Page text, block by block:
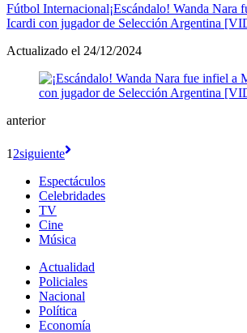
Fútbol Internacional¡Escándalo! Wanda Nara
Icardi con jugador de Selección Argentina
Actualizado el 24/12/2024
anterior
1 2siguiente
Espectáculos
Celebridades
TV
Cine
Música
Actualidad
Policiales
Nacional
Política
Economía